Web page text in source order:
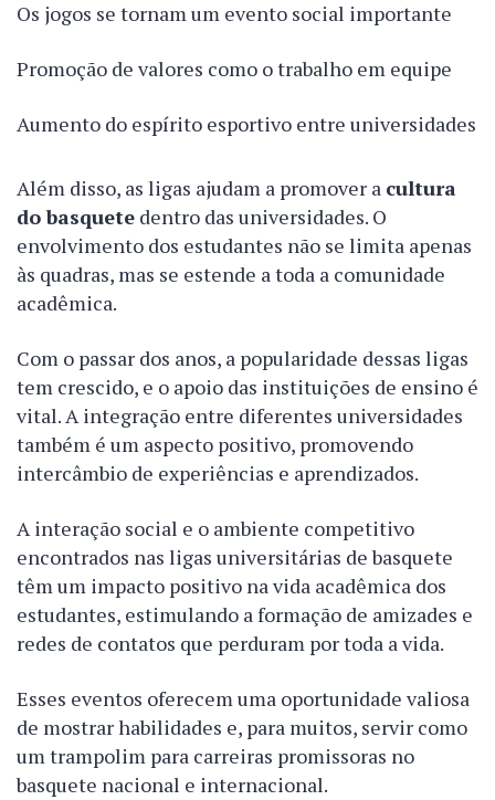
Os jogos se tornam um evento social importante
Promoção de valores como o trabalho em equipe
Aumento do espírito esportivo entre universidades
Além disso, as ligas ajudam a promover a cultura
do basquete dentro das universidades. O
envolvimento dos estudantes não se limita apenas
às quadras, mas se estende a toda a comunidade
acadêmica.
Com o passar dos anos, a popularidade dessas ligas
tem crescido, e o apoio das instituições de ensino é
vital. A integração entre diferentes universidades
também é um aspecto positivo, promovendo
intercâmbio de experiências e aprendizados.
A interação social e o ambiente competitivo
encontrados nas ligas universitárias de basquete
têm um impacto positivo na vida acadêmica dos
estudantes, estimulando a formação de amizades e
redes de contatos que perduram por toda a vida.
Esses eventos oferecem uma oportunidade valiosa
de mostrar habilidades e, para muitos, servir como
um trampolim para carreiras promissoras no
basquete nacional e internacional.